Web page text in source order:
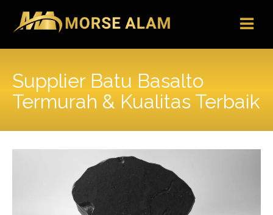
content
Supplier Batu Basalto
Termurah & Kualitas Terbaik